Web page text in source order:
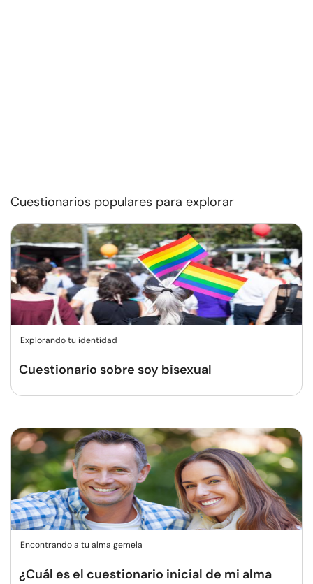
Cuestionarios populares para explorar
Explorando tu identidad
Cuestionario sobre soy bisexual
Encontrando a tu alma gemela
¿Cuál es el cuestionario inicial de mi alma